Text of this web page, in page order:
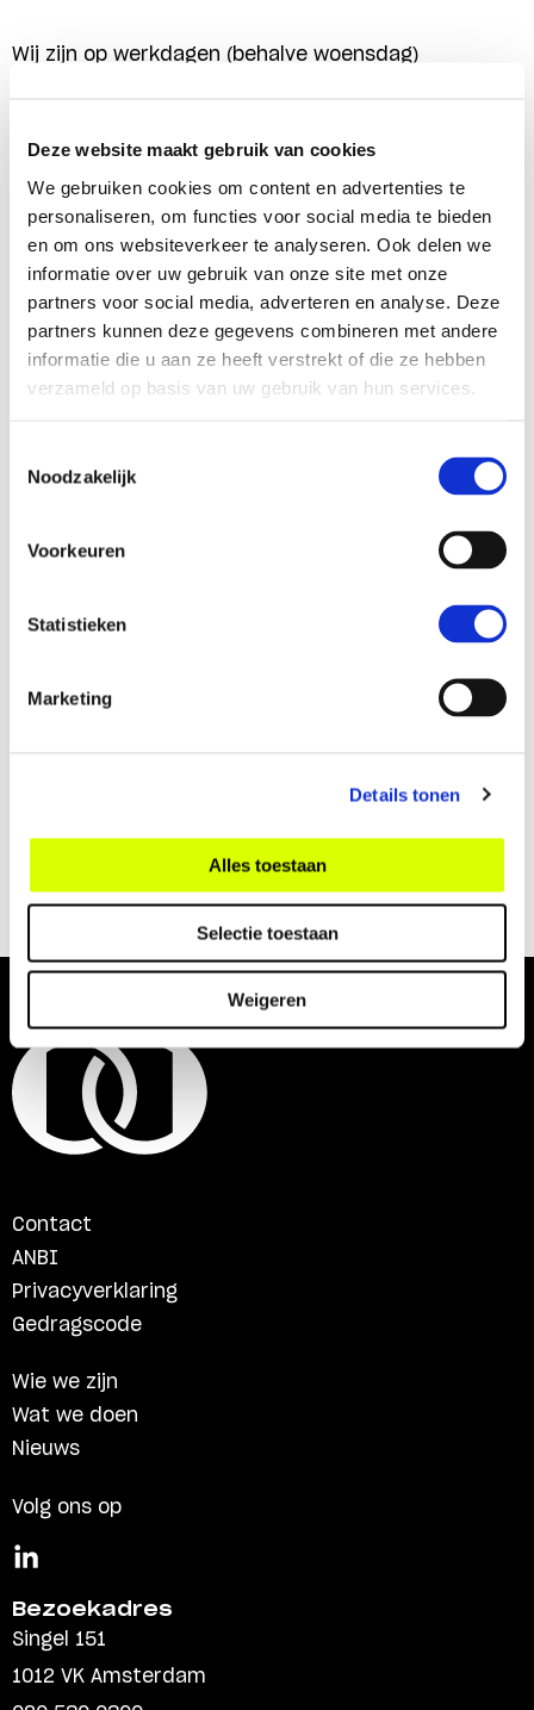
Deze website maakt gebruik van cookies
We gebruiken cookies om content en advertenties te
personaliseren, om functies voor social media te bieden
en om ons websiteverkeer te analyseren. Ook delen we
informatie over uw gebruik van onze site met onze
partners voor social media, adverteren en analyse. Deze
partners kunnen deze gegevens combineren met andere
informatie die u aan ze heeft verstrekt of die ze hebben
verzameld op basis van uw gebruik van hun services.
Noodzakelijk
Voorkeuren
Statistieken
Marketing
Details tonen
Alles toestaan
Selectie toestaan
Weigeren
Wij zijn op werkdagen (behalve woensdag)
Bezoekadres
Singel 151
1012 VK Amsterdam
Spuistraat 112-D
Foto door: Anne van Zantwijk
Contact
ANBI
Privacyverklaring
Gedragscode
Wie we zijn
Wat we doen
Nieuws
Volg ons op
Bezoekadres
Singel 151
1012 VK Amsterdam